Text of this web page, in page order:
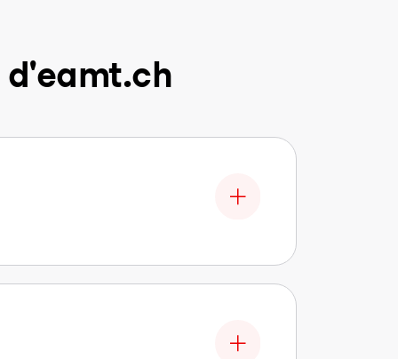
d'eamt.ch